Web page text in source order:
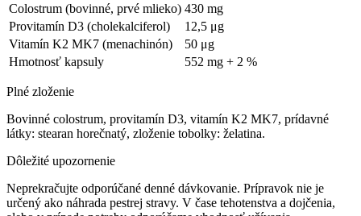
Colostrum (bovinné, prvé mlieko) 430 mg
Provitamín D3 (cholekalciferol)
12,5 μg
Vitamín K2 MK7 (menachinón)
50 μg
Hmotnosť kapsuly
552 mg + 2 %
Plné zloženie
Bovinné colostrum, provitamín D3, vitamín K2 MK7, prídavné
látky: stearan horečnatý, zloženie tobolky: želatina.
Dôležité upozornenie
Neprekračujte odporúčané denné dávkovanie. Prípravok nie je
určený ako náhrada pestrej stravy. V čase tehotenstva a dojčenia,